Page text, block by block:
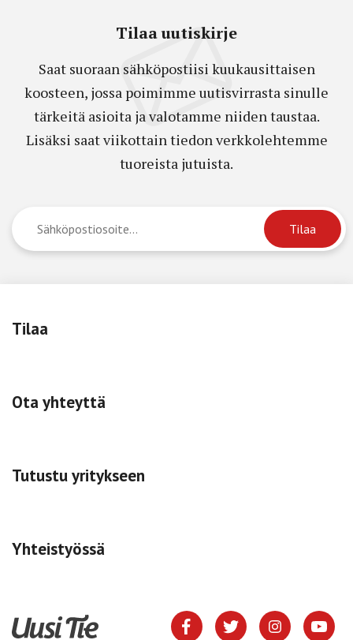
Tilaa uutiskirje
Saat suoraan sähköpostiisi kuukausittaisen
koosteen, jossa poimimme uutisvirrasta sinulle
tärkeitä asioita ja valotamme niiden taustaa.
Lisäksi saat viikottain tiedon verkkolehtemme
tuoreista jutuista.
Tilaa
Ota yhteyttä
Tutustu yritykseen
Yhteistyössä